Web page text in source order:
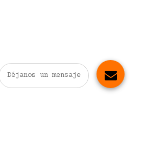
Déjanos un mensaje